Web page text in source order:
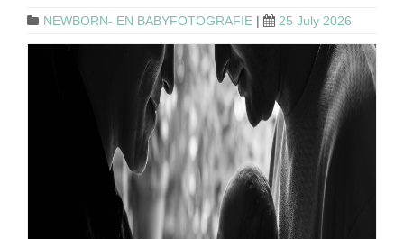
NEWBORN- EN BABYFOTOGRAFIE | 25 July 2026